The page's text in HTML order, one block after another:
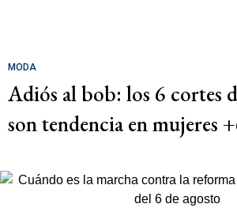
MODA
Adiós al bob: los 6 cortes
son tendencia en mujeres